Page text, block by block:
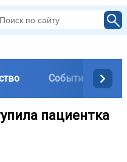
События
пациентка